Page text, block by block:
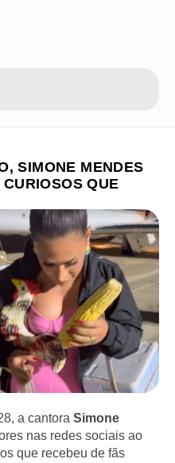
SIMONE MENDES
QUE
a cantora Simone
nas redes sociais ao
que recebeu de fãs